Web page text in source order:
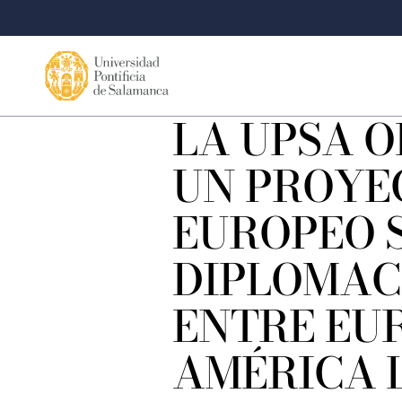
LA UPSA
UN
EUROPEO
ENTRE
AMÉRICA